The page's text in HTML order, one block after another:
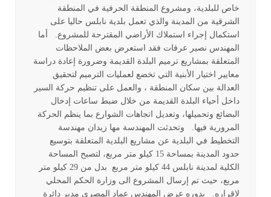
خاص للبلدية، ومشروع المنطقة الحرفية في المنطقة
الشرقية من المدينة والذي تعمل بلدية نابلس حاليا على
استكمال إجراء استملاك الأراضي المقترحة للمشروع. أما
المهندس نصير عرفات فقد استعرض بعض الملاحظات
المتعلقة بمشاريع ترميم البلدة القديمة وضرورة إعادة دراسة
معايير اختيار الأبنية التي تخضع لعمليات الترميم لتحقيق
العدالة بين سكان المنطقة ، والعمل على تنظيم حركة السير
داخل أحياء البلدة القديمة من خلال ضبط ساعات إدخال
البضائع وتحميلها، وتعديل اتجاهات الشوارع بما ينظم الحركة
المرورية فيها. وتحدثت المهندسة مها زيدان مهندسة
التخطيط في البلدية عن مشاريع البلدية المتعلقة بتوسيع
حدود المدينة بمساحة 15 كيلو متر مربع، لتصبح المساحة
الكلية لمدينة نابلس 44 كيلو متر مربع بدل من 29 كيلو متر
مربع، حيث تم إرسال المشروع الى وزارة الحكم المحلي
لإقراره. بدوره عرض المهندس عماد المصري مدير دائرة